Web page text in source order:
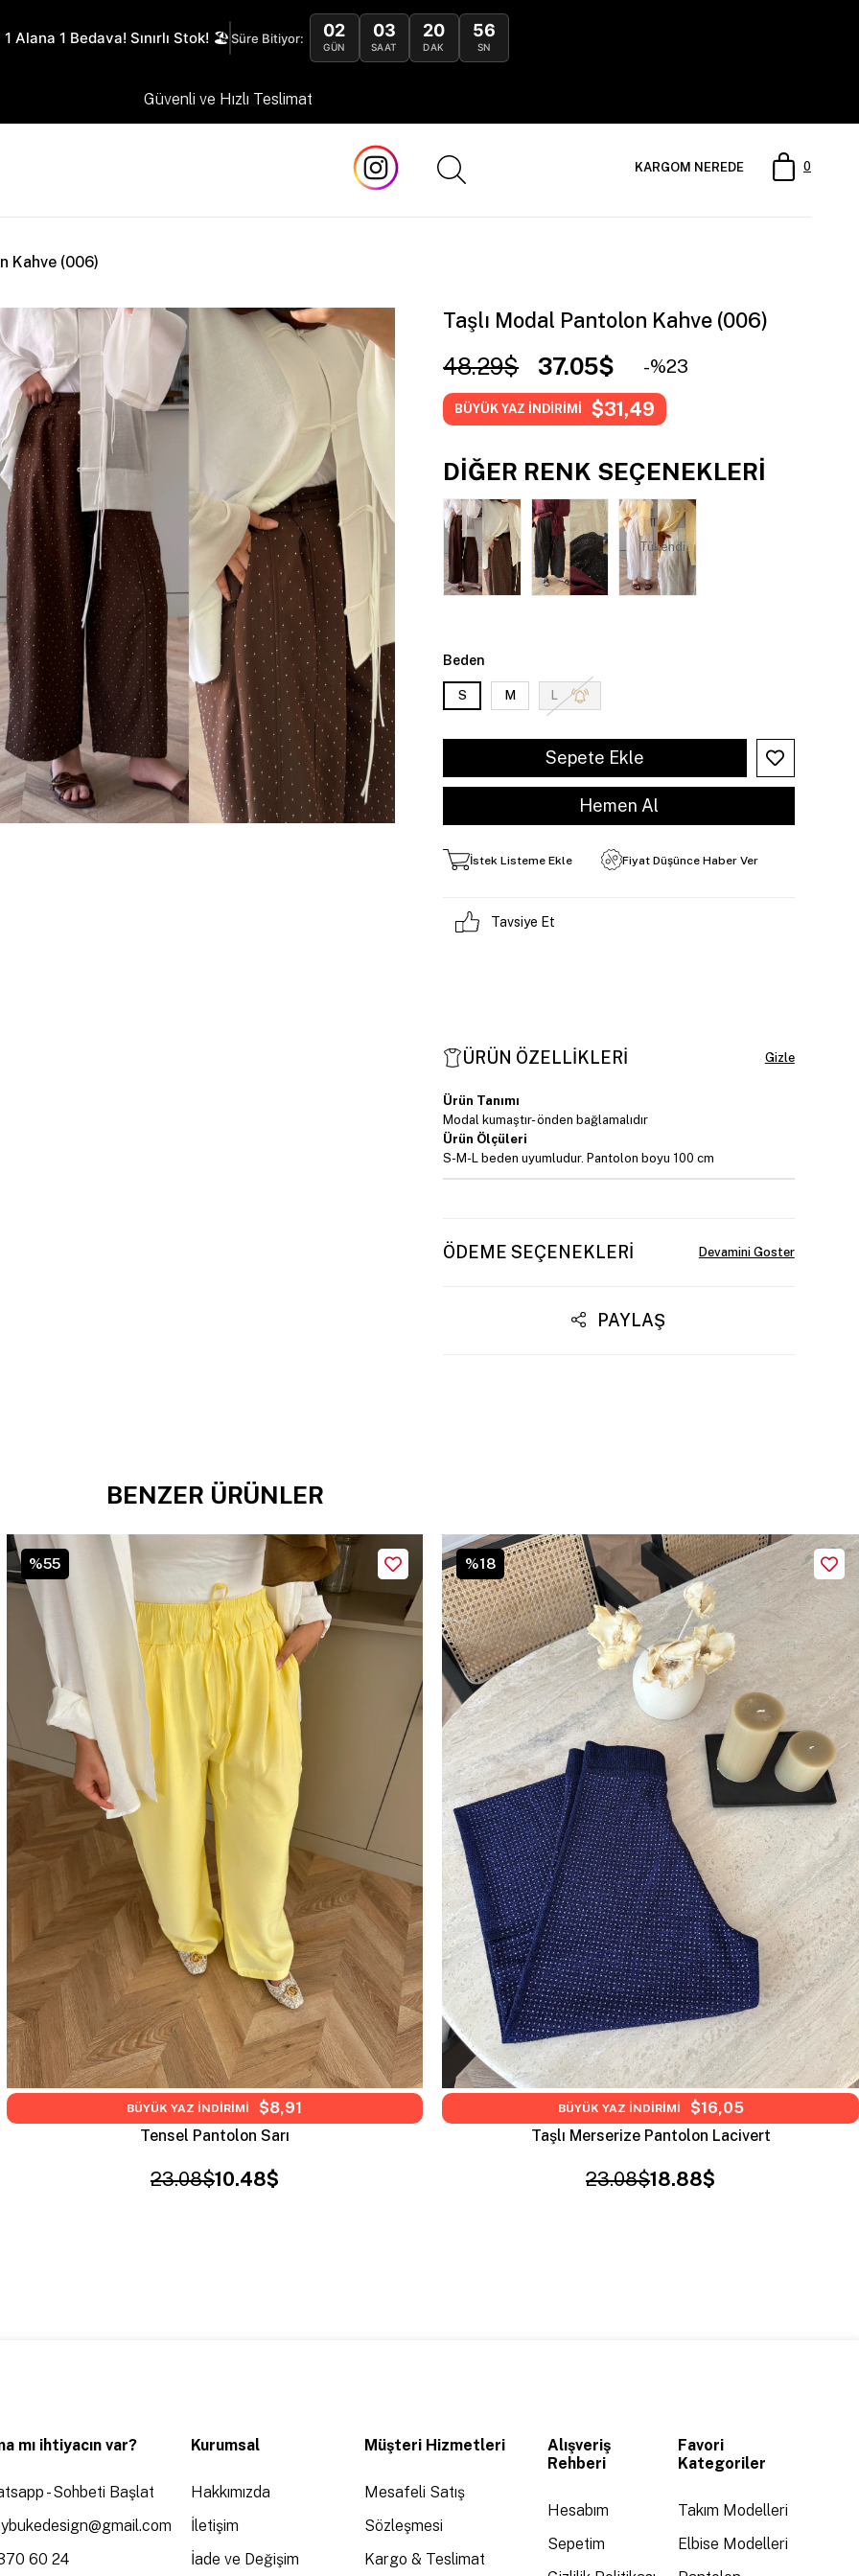
Alana 1 Bedava! Sınırlı Stok! 🏖️Süre Bitiyor: 02
GÜN
03
SAAT
20
DAK
54
SN
Güvenli ve Hızlı Teslimat
0
KARGOM NEREDE
Kahve (006)
Taşlı Modal Pantolon Kahve (006)
48.29$ 37.05$ 23
BÜYÜK YAZ İNDİRİMİ $31,49
DIĞER RENK SEÇENEKLERI
Tükendi
Beden
S M L
İstek Listeme Ekle Fiyat Düşünce Haber Ver
Tavsiye Et
ÜRÜN ÖZELLIKLERI
Ürün Tanımı
Modal kumaştır- önden bağlamalıdır
Ürün Ölçüleri
S-M-L beden uyumludur. Pantolon boyu 100 cm
ÖDEME SEÇENEKLERI
PAYLAŞ
BENZER ÜRÜNLER
Tensel Pantolon Sarı
10.48$
23.08$
BÜYÜK YAZ İNDİRİMİ $8,91
%55
Taşlı Merserize Pantolon Lacivert
18.88$
23.08$
BÜYÜK YAZ İNDİRİMİ $16,05
%18
mı ihtiyacın var?
- Sohbeti Başlat
60 24
Kurumsal
Hakkımızda
İletişim
İade ve Değişim
Müşteri Hizmetleri
Mesafeli Satış
Sözleşmesi
Kargo & Teslimat
Alışveriş
Rehberi
Hesabım
Sepetim
Favori
Kategoriler
Takım Modelleri
Elbise Modelleri